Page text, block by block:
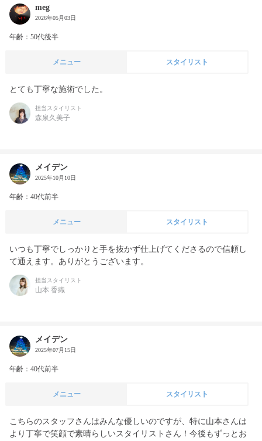
meg
2026年05月03日
年齢：50代後半
メニュー スタイリスト
とても丁寧な施術でした。
担当スタイリスト
森泉久美子
メイデン
2025年10月10日
年齢：40代前半
メニュー スタイリスト
いつも丁寧でしっかりと手を抜かず仕上げてくださるので信頼し
て通えます。ありがとうございます。
担当スタイリスト
山本 香織
メイデン
2025年07月15日
年齢：40代前半
メニュー スタイリスト
こちらのスタッフさんはみんな優しいのですが、特に山本さんは
より丁寧で笑顔で素晴らしいスタイリストさん！今後もずっとお